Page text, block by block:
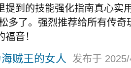
提到的技能强化指南真心实
多了。强烈推荐给所有传
音！
贼王的女人 发布于